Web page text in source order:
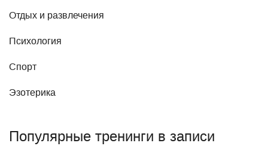
Отдых и развлечения
Психология
Спорт
Эзотерика
Популярные тренинги в записи